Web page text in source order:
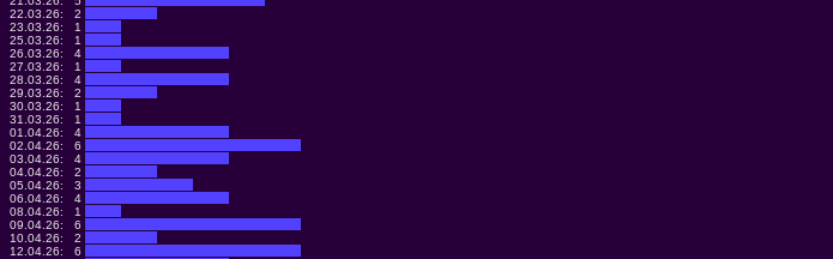
22.03.26:
2
23.03.26:
1
25.03.26:
1
26.03.26:
4
27.03.26:
1
28.03.26:
4
29.03.26:
2
30.03.26:
1
31.03.26:
1
01.04.26:
4
02.04.26:
6
03.04.26:
4
04.04.26:
2
05.04.26:
3
06.04.26:
4
08.04.26:
1
09.04.26:
6
10.04.26:
2
12.04.26:
6